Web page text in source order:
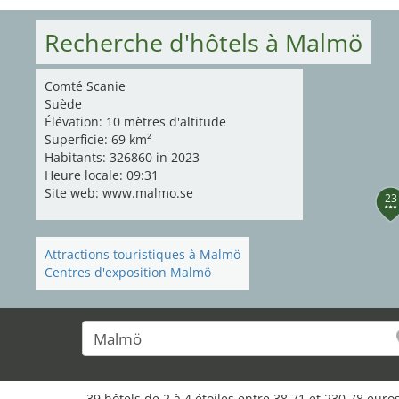
23
Recherche d'hôtels à Malmö
Comté Scanie
Suède
Élévation: 10 mètres d'altitude
Superficie: 69 km²
Habitants: 326860 in 2023
Heure locale: 09:31
Site web: www.malmo.se
Attractions touristiques à Malmö
Centres d'exposition Malmö